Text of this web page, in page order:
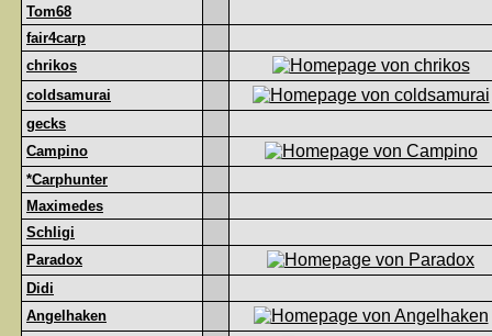
Tom68
fair4carp
chrikos
coldsamurai
gecks
Campino
*Carphunter
Maximedes
Schligi
Paradox
Didi
Angelhaken